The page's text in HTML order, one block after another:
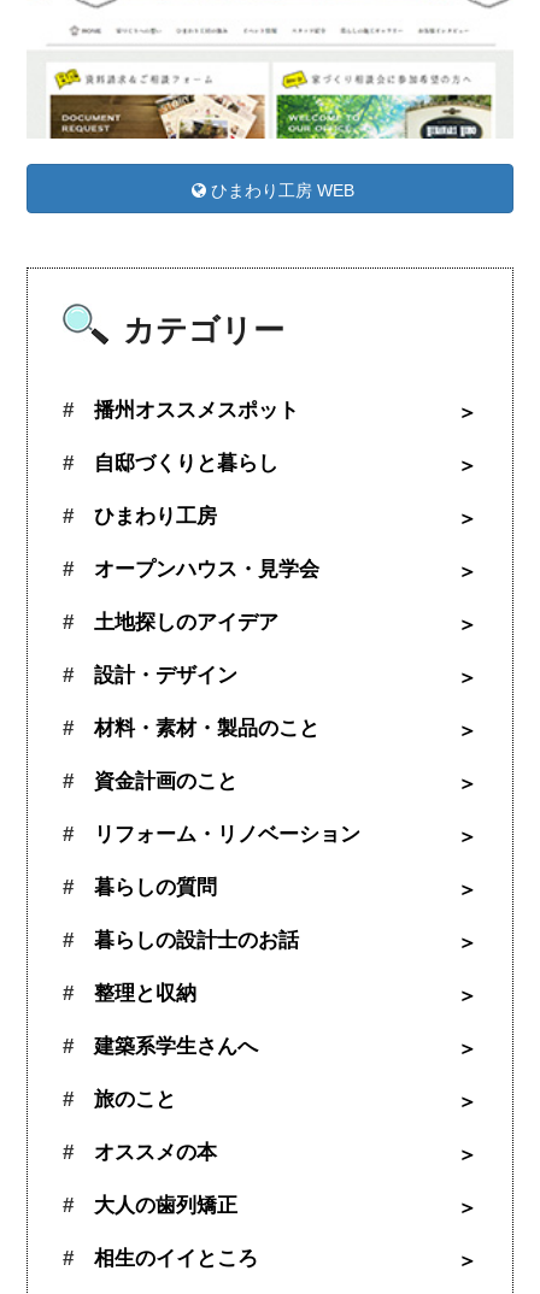
ひまわり工房 WEB
カテゴリー
播州オススメスポット
自邸づくりと暮らし
ひまわり工房
オープンハウス・見学会
土地探しのアイデア
設計・デザイン
材料・素材・製品のこと
資金計画のこと
リフォーム・リノベーション
暮らしの質問
暮らしの設計士のお話
整理と収納
建築系学生さんへ
旅のこと
オススメの本
大人の歯列矯正
相生のイイところ